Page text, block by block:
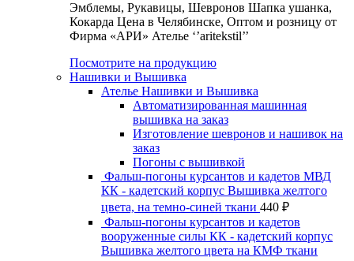
Эмблемы, Рукавицы, Шевронов Шапка ушанка,
Кокарда Цена в Челябинске, Оптом и розницу от
Фирма «АРИ» Ателье ‘’aritekstil’’
Посмотрите на продукцию
Нашивки и Вышивка
Ателье Нашивки и Вышивка
Автоматизированная машинная
вышивка на заказ
Изготовление шевронов и нашивок на
заказ
Погоны с вышивкой
Фальш-погоны курсантов и кадетов МВД
КК - кадетский корпус Вышивка желтого
цвета, на темно-синей ткани 440 ₽
Фальш-погоны курсантов и кадетов
вооруженные силы КК - кадетский корпус
Вышивка желтого цвета на КМФ ткани